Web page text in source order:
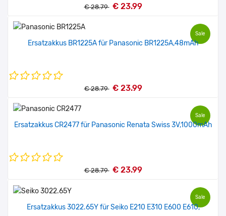
€ 28.79 € 23.99
Sale
Ersatzakkus BR1225A für Panasonic BR1225A,48mAh
€ 28.79 € 23.99
Sale
Ersatzakkus CR2477 für Panasonic Renata Swiss 3V,1000mAh
€ 28.79 € 23.99
Sale
Ersatzakkus 3022.65Y für Seiko E210 E310 E600 E610,